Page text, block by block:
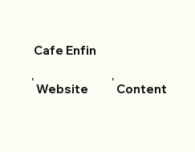
Cafe Enfin
Website Content